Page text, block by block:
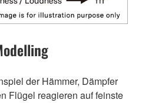
der Hämmer, Dämpfer
Flügel reagieren auf feinste